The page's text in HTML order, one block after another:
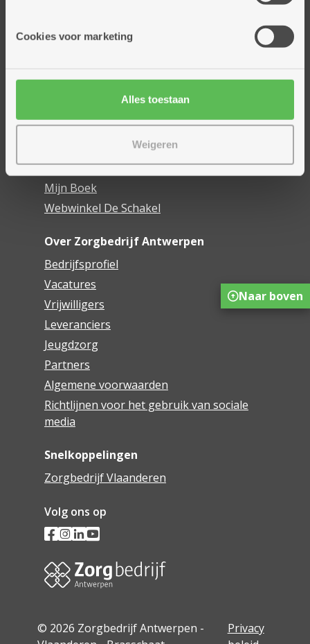
Cookies voor marketing
Alles toestaan
Weigeren
Thuisdiensten
Assistentiewoningen
Woonzorgcentra
Onze innovaties
Mijn Boek
Webwinkel De Schakel
Over Zorgbedrijf Antwerpen
Bedrijfsprofiel
Vacatures
Vrijwilligers
Leveranciers
Jeugdzorg
Partners
Algemene voorwaarden
Richtlijnen voor het gebruik van sociale
media
Snelkoppelingen
Zorgbedrijf Vlaanderen
Volg ons op
© 2026 Zorgbedrijf Antwerpen -
Privacy
Naar boven